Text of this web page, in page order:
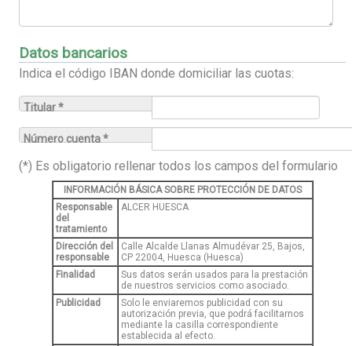
Datos bancarios
Indica el código IBAN donde domiciliar las cuotas:
Titular *
Número cuenta *
(*) Es obligatorio rellenar todos los campos del formulario
INFORMACIÓN BÁSICA SOBRE PROTECCIÓN DE DATOS
Responsable
del
tratamiento
ALCER HUESCA
Dirección del
responsable
Calle Alcalde Llanas Almudévar 25, Bajos,
CP 22004, Huesca (Huesca)
Finalidad
Sus datos serán usados para la prestación
de nuestros servicios como asociado.
Publicidad
Solo le enviaremos publicidad con su
autorización previa, que podrá facilitarnos
mediante la casilla correspondiente
establecida al efecto.